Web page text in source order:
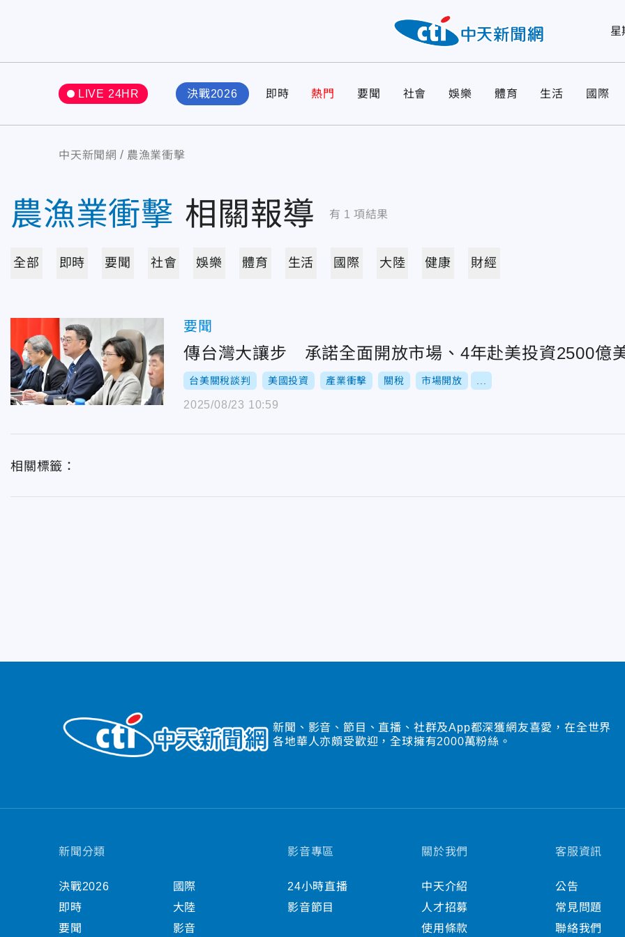
星
LIVE 24HR 決戰2026 即時 熱門 要聞 社會 娛樂 體育 生活 國際
中天新聞網 農漁業衝擊
農漁業衝擊 相關報導 有 1 項結果
全部 即時 要聞 社會 娛樂 體育 生活 國際 大陸 健康 財經
要聞
傳台灣大讓步 承諾全面開放市場、4年赴美投資2500億
台美關稅談判 美國投資 產業衝擊 關稅 市場開放
2025/08/23 10:59
相關標籤：
新聞、影音、節目、直播、社群及App都深獲網友喜愛，在全世界
各地華人亦頗受歡迎，全球擁有2000萬粉絲。
新聞分類
決戰2026
即時
要聞
國際
大陸
影音
影音專區
24小時直播
影音節目
關於我們
中天介紹
人才招募
使用條款
客服資訊
公告
常見問題
聯絡我們